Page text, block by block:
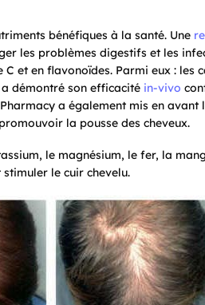
bénéfiques à la santé. Une
les problèmes digestifs et les
et en flavonoïdes. Parmi eux : les
démontré son efficacité in-vivo
a également mis en avant
la pousse des cheveux.
le magnésium, le fer, la
le cuir chevelu.